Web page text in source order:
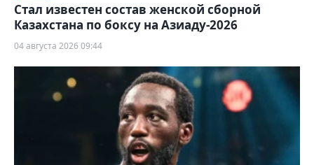
Стал известен состав женской сборной
Казахстана по боксу на Азиаду-2026
04 августа 2026 09:44